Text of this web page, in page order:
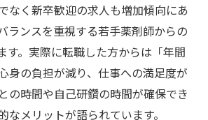
なく新卒歓迎の求人も増加傾向にあ
ランスを重視する若手薬剤師からの
す。実際に転職した方からは「年間
身の負担が減り、仕事への満足度が
の時間や自己研鑽の時間が確保でき
なメリットが語られています。